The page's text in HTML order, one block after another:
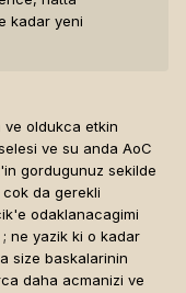
kadar yeni
ve oldukca etkin
ve su anda AoC
gordugunuz sekilde
da gerekli
odaklanacagimi
ne yazik ki o kadar
size baskalarinin
daha acmanizi ve